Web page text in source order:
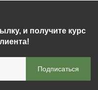
и получите курс